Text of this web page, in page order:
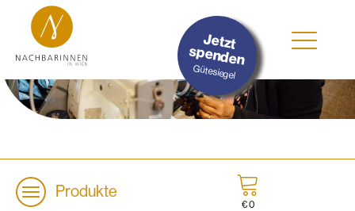
Jetzt
spenden
Gütesiegel
#Nachhaltig
#Sozial
#Lokal
Produkte
€0